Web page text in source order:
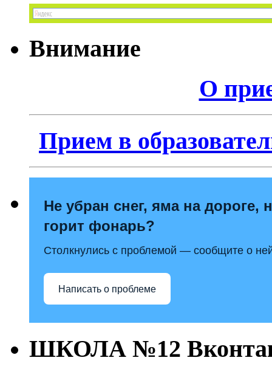
Внимание
О
Прием в
Не убран снег, яма на дороге,
горит фонарь?
Столкнулись с проблемой — сообщите о
Написать о проблеме
ШКОЛА №12